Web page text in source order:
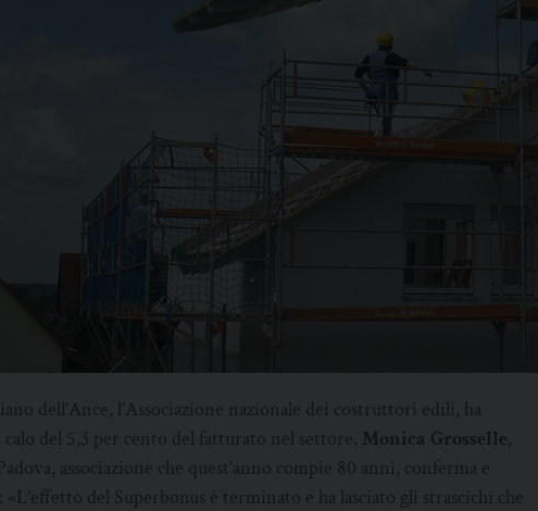
dell’Ance, l’Associazione nazionale dei costruttori edili, ha
del 5,3 per cento del fatturato nel settore. Monica Grosselle,
associazione che quest’anno compie 80 anni, conferma e
del Superbonus è terminato e ha lasciato gli strascichi che